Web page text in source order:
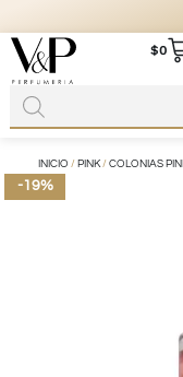
+56 9
$0
INICIO / PINK/ COLONIAS
-19%